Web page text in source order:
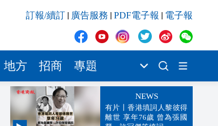
訂報/續訂 廣告服務 PDF電子報 電子報
地方 招商 專題
NEWS
有片丨香港填詞人黎彼得
離世 享年76歲 曾為張國